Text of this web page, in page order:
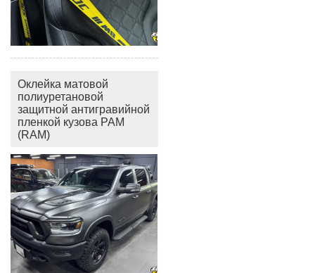
Оклейка матовой
полиуретановой
защитной антигравийной
пленкой кузова РАМ
(RAM)